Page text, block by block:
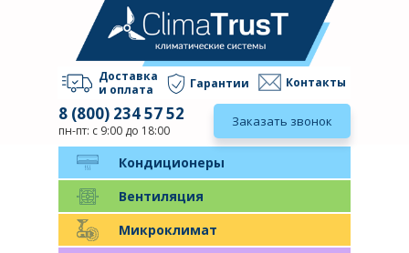
Доставка
и оплата
Гарантии Контакты
8 (800) 234 57 52
пн-пт: с 9:00 до 18:00
Заказать звонок
Кондиционеры
Вентиляция
Микроклимат